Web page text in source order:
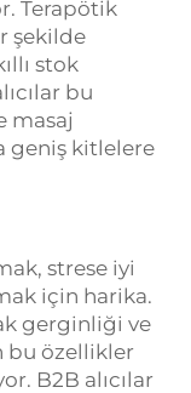
Terapötik
şekilde
stok
bu
masaj
geniş kitlelere
strese iyi
için harika.
gerginliği ve
bu özellikler
B2B alıcılar